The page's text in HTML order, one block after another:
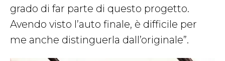
grado di far parte di questo progetto.
Avendo visto l’auto finale, è difficile per
me anche distinguerla dall’originale”.